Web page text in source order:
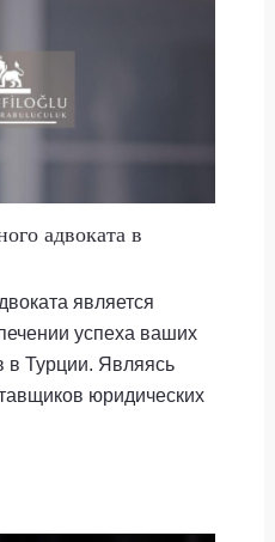
адвоката в
является
успеха ваших
в Турции. Являясь
юридических